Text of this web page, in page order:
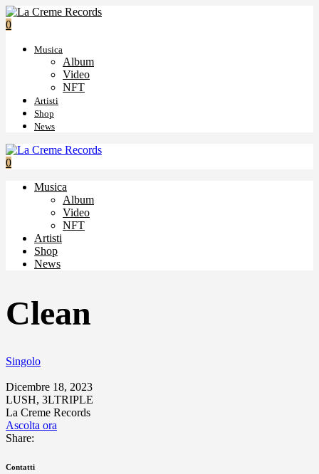
0
Musica
Album
Video
NFT
Artisti
Shop
News
0
Musica
Album
Video
NFT
Artisti
Shop
News
Clean
Singolo
Dicembre 18, 2023
LUSH, 3LTRIPLE
La Creme Records
Ascolta ora
Share:
Contatti